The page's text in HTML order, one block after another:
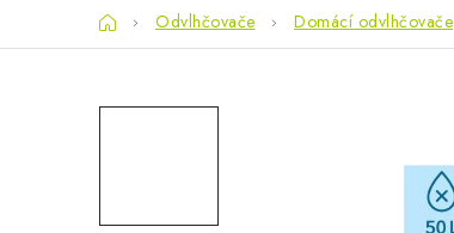
DomůOdvlhčovače Domácí odvlhčovače